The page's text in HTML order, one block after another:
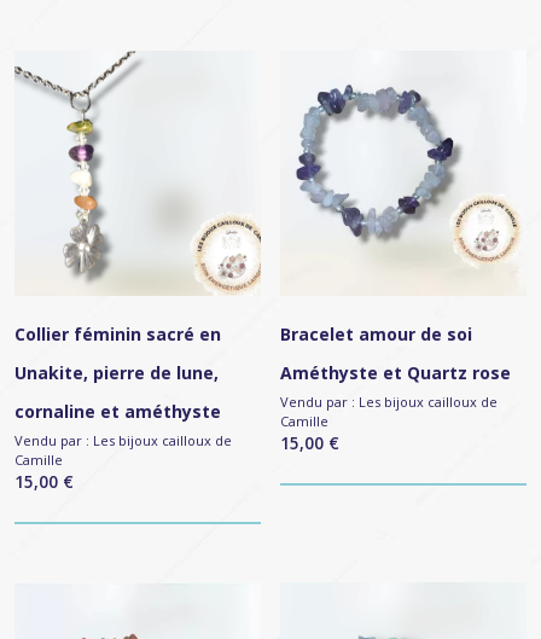
Collier féminin sacré en
Unakite, pierre de lune,
cornaline et améthyste
15,00 €
Vendu par : Les bijoux cailloux de
Camille
Bracelet amour de soi
Améthyste et Quartz rose
15,00 €
Vendu par : Les bijoux cailloux de
Camille